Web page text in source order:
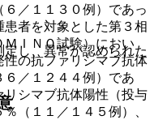
／１１３０例）であっ
者を対象とした第３相
ＩＮＯ試験）におい
の抗ファリシマブ抗体
／１２４４例）であ
シマブ抗体陽性（投与
（１１／１４５例）、
し、異常が認められた